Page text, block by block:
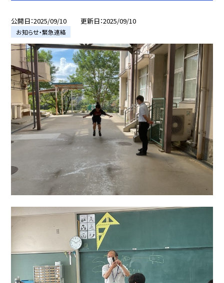
公開日 2025/09/10 更新日 2025/09/10
お知らせ・緊急連絡